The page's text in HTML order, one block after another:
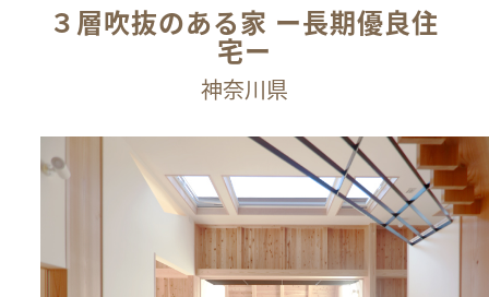
３層吹抜のある家 ー長期優良住
宅ー
神奈川県